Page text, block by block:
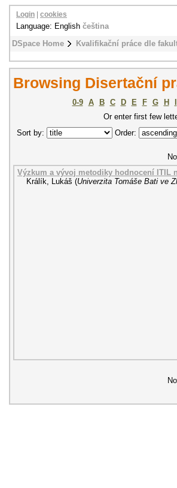
DSpace Home Kvalifikační práce dle
Login cookies
Language: English čeština
Browsing Disertační
0-9 A B C D E F G H
Or enter first few
Sort by:
Order:
Výzkum a vývoj metodiky hodnocení ITIL
Králík, Lukáš (Univerzita Tomáše Bati ve